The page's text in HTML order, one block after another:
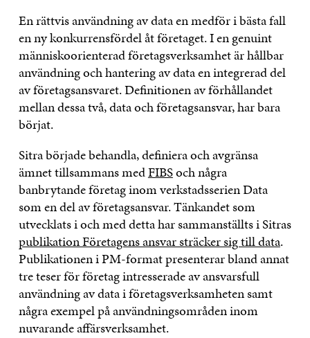
En rättvis användning av data en medför i bästa fall
en ny konkurrensfördel åt företaget. I en genuint
människoorienterad företagsverksamhet är hållbar
användning och hantering av data en integrerad del
av företagsansvaret. Definitionen av förhållandet
mellan dessa två, data och företagsansvar, har bara
börjat.
Sitra började behandla, definiera och avgränsa
ämnet tillsammans medFIBSoch några
banbrytande företag inom verkstadsserien Data
som en del av företagsansvar. Tänkandet som
utvecklats i och med detta har sammanställts i Sitras
publikation Företagens ansvar sträcker sig till data.
Publikationen i PM-format presenterar bland annat
tre teser för företag intresserade av ansvarsfull
användning av data i företagsverksamheten samt
några exempel på användningsområden inom
nuvarande affärsverksamhet.